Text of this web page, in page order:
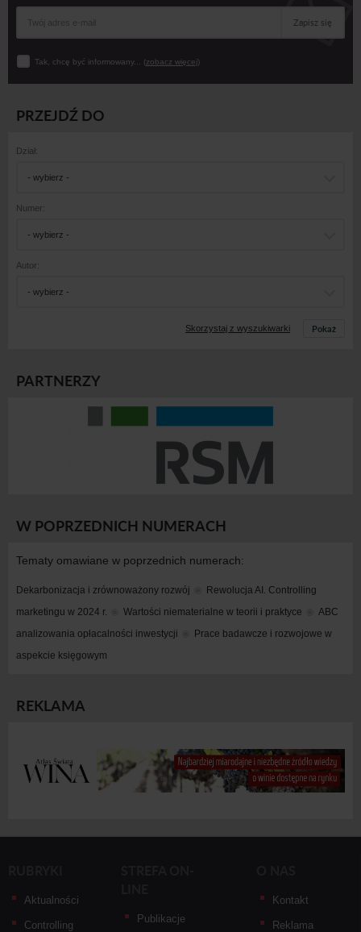
Zapisz się
Tak, chcę być informowany... (zobacz więcej)
PRZEJDŹ DO
Dział:
- wybierz -
Numer:
- wybierz -
Autor:
- wybierz -
Skorzystaj z wyszukiwarki Pokaż
PARTNERZY
W POPRZEDNICH NUMERACH
Tematy omawiane w poprzednich numerach:
Dekarbonizacja i zrównoważony rozwój
Rewolucja AI. Controlling
marketingu w 2024 r.
Wartości niematerialne w teorii i praktyce
ABC
analizowania opłacalności inwestycji
Prace badawcze i rozwojowe w
aspekcie księgowym
REKLAMA
Aktualności
Controlling
Publikacje
Kontakt
Reklama